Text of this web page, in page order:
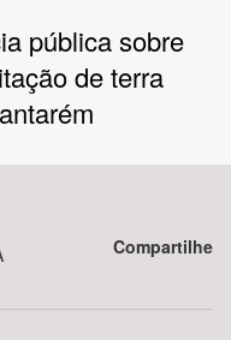
pública sobre
de terra
Compartilhe